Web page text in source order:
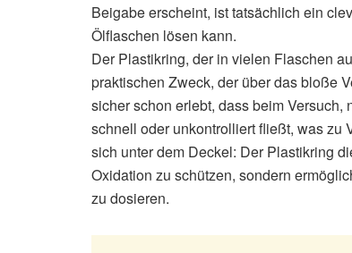
Beigabe erscheint, ist tatsächlich ein
Ölflaschen lösen kann.
Der Plastikring, der in vielen Flaschen
praktischen Zweck, der über das bloße
sicher schon erlebt, dass beim
schnell oder unkontrolliert fließt, was zu
sich unter dem Deckel: Der Plastikring
Oxidation zu schützen, sondern
zu dosieren.